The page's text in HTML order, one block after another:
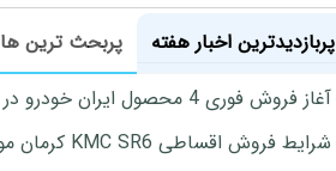
پربازدیدترین اخبار هفته
پربحث ترین ها
آغاز فروش فوری 4 محصول ایران خودرو در نمایندگی‌ها
شرایط فروش اقساطی KMC SR6 کرمان موتور اعلام شد